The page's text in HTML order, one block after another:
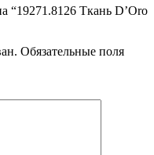
“19271.8126 Ткань D’Oro
Обязательные поля